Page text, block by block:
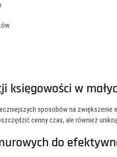
w
sposobów na zwiększenie
cenny czas, ale również
do